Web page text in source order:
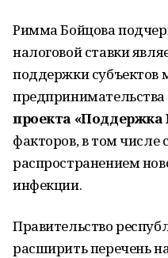
Римма Бойцова
налоговой ставки
поддержки субъектов
проекта
факторов, в том числе
распространением
инфекции.
Правительство
расширить перечень